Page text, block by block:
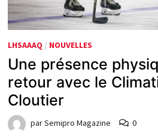
LHSAAAQ / NOUVELLES
Une présence
retour avec le
Cloutier
parSemipro Magazine 0